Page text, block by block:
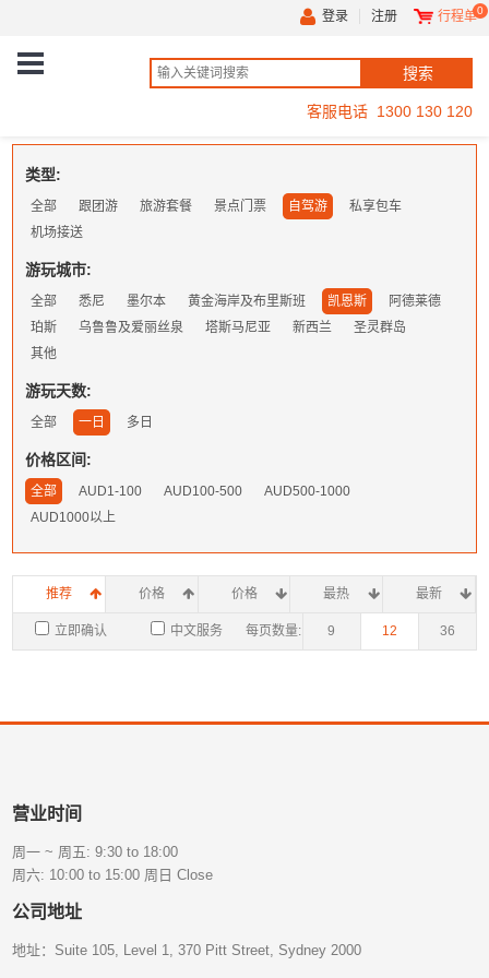
登录 注册 行程单0
客服电话 1300 130 120
类型:
全部 跟团游 旅游套餐 景点门票 自驾游
私享包车
机场接送
游玩城市:
全部 悉尼 墨尔本 黄金海岸及布里斯班 凯恩斯
阿德莱德
珀斯
乌鲁鲁及爱丽丝泉 塔斯马尼亚 新西兰
圣灵群岛
其他
游玩天数:
全部 一日 多日
价格区间:
全部 AUD1-100 AUD100-500
AUD500-1000
AUD1000以上
推荐 价格 价格 最热 最新
每页数量: 9 12 36
立即确认 中文服务
营业时间
周一 ~ 周五: 9:30 to 18:00
周六: 10:00 to 15:00 周日 Close
公司地址
地址：Suite 105, Level 1, 370 Pitt Street, Sydney 2000